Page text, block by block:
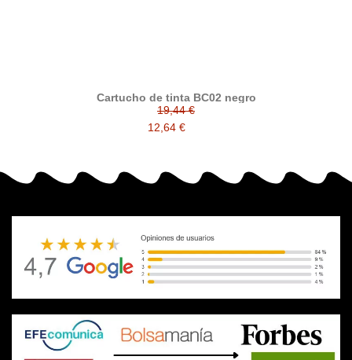
Cartucho de tinta BC02 negro
19,44 €
12,64 €